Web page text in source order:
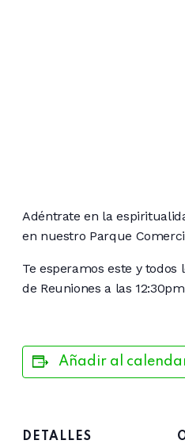
Adéntrate en la
en nuestro Parque
Te esperamos este y todos
de Reuniones a las
Añadir al
DETALLES